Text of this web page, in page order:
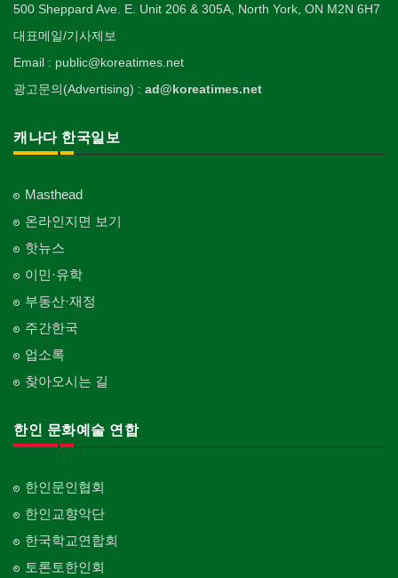
500 Sheppard Ave. E. Unit 206 & 305A, North York, ON M2N 6H7
대표메일/기사제보
Email : public@koreatimes.net
광고문의(Advertising) : ad@koreatimes.net
캐나다 한국일보
Masthead
온라인지면 보기
핫뉴스
이민·유학
부동산·재정
주간한국
업소록
찾아오시는 길
한인 문화예술 연합
한인문인협회
한인교향악단
한국학교연합회
토론토한인회